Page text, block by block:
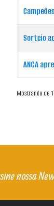
Sorteio
ANCA
Mostrando de
nossa